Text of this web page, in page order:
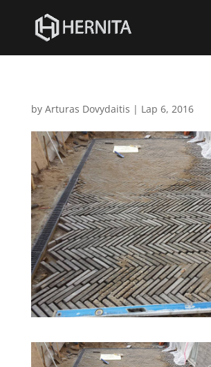
by Arturas Dovydaitis | Lap 6, 2016